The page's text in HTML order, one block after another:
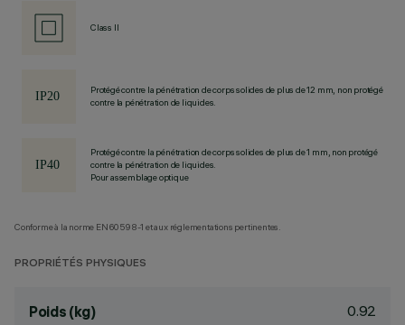
Class II
Protégé contre la pénétration de corps solides de plus de 12 mm, non protégé
contre la pénétration de liquides.
Protégé contre la pénétration de corps solides de plus de 1 mm, non protégé
contre la pénétration de liquides.
Pour assemblage optique
Conforme à la norme EN60598-1 et aux réglementations pertinentes.
PROPRIÉTÉS PHYSIQUES
Poids (kg) 0.92